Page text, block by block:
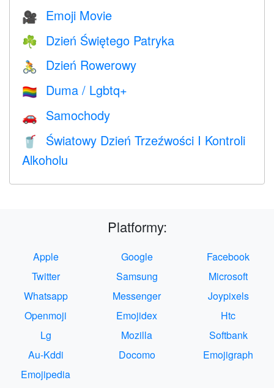
🎥 Emoji Movie
☘️ Dzień Świętego Patryka
🚴 Dzień Rowerowy
🏳️‍🌈 Duma / Lgbtq+
🚗 Samochody
🥤
Światowy Dzień Trzeźwości I Kontroli
Alkoholu
Platformy:
Apple Google
Facebook
Twitter
Samsung
Microsoft
Whatsapp
Messenger
Joypixels
Openmoji
Emojidex
Htc
Lg
Mozilla
Softbank
Au-Kddi
Docomo
Emojigraph
Emojipedia